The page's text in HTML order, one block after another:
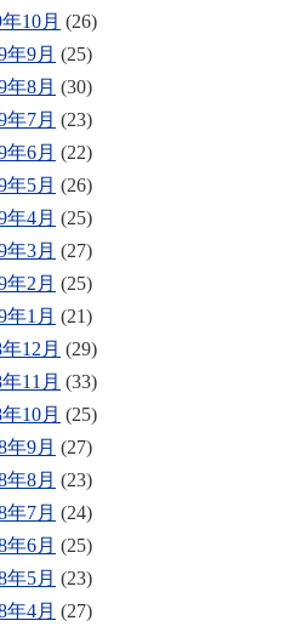
10月 (26)
年9月 (25)
年8月 (30)
年7月 (23)
年6月 (22)
年5月 (26)
年4月 (25)
年3月 (27)
年2月 (25)
年1月 (21)
12月 (29)
11月 (33)
10月 (25)
年9月 (27)
年8月 (23)
年7月 (24)
年6月 (25)
年5月 (23)
年4月 (27)